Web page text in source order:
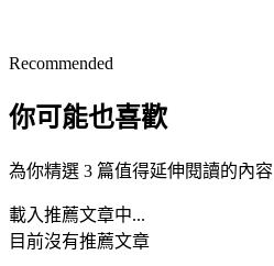
Recommended
你可能也喜歡
為你精選 3 篇值得延伸閱讀的內容
載入推薦文章中...
目前沒有推薦文章